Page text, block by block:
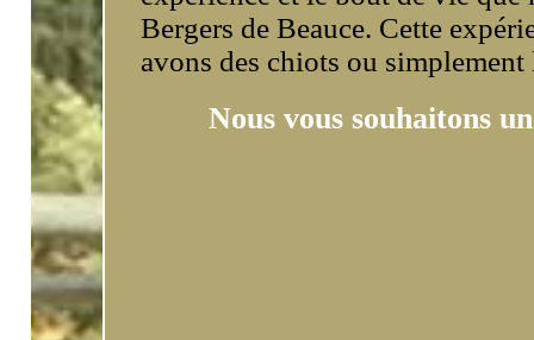
Bergers de Beauce. Cette
avons des chiots ou
Nous vous souhaitons